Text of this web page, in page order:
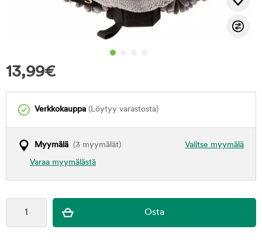
13,99€
Verkkokauppa (Löytyy varastosta)
Valitse myymälä
Myymälä (3 myymälät)
Varaa myymälästä